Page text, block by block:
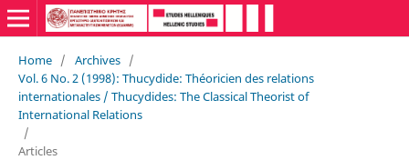
Home / Archives /
Vol. 6 No. 2 (1998): Thucydide: Théoricien des relations
internationales / Thucydides: The Classical Theorist of
International Relations
/
Articles